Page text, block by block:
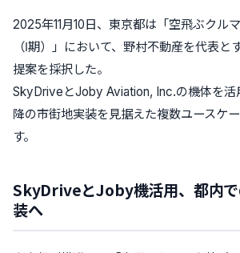
2025年11月10日、東京都は「空飛ぶクル
（Ⅰ期）」において、野村不動産を代表と
提案を採択した。
SkyDriveとJoby Aviation, Inc.の機体を
降の市街地実装を見据えた複数ユースケ
す。
SkyDriveとJoby機活用、都内
装へ